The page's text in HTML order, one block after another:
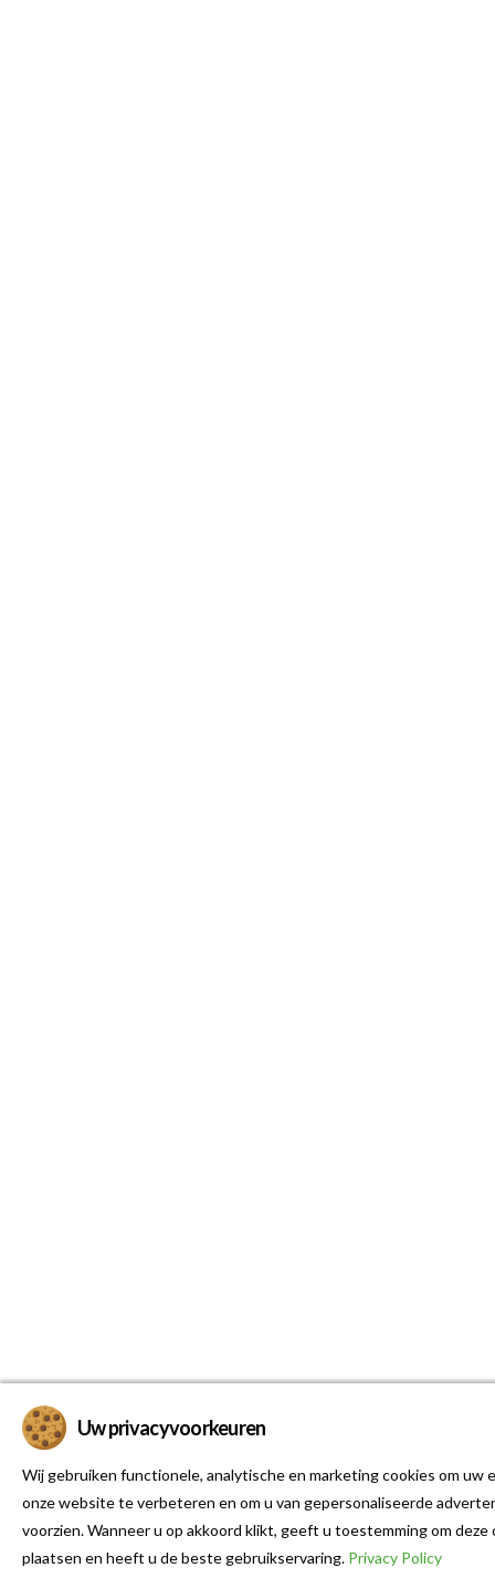
Uw privacyvoorkeuren
Wij gebruiken functionele, analytische en marketing cookies om uw
onze website te verbeteren en om u van gepersonaliseerde
voorzien. Wanneer u op akkoord klikt, geeft u toestemming om deze
plaatsen en heeft u de beste gebruikservaring. Privacy Policy